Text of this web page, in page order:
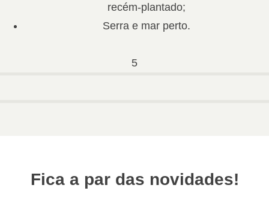
recém-plantado;
Serra e mar perto.
5
Fica a par das novidades!